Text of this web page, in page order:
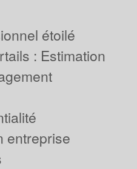
étoilé
: Estimation
entreprise